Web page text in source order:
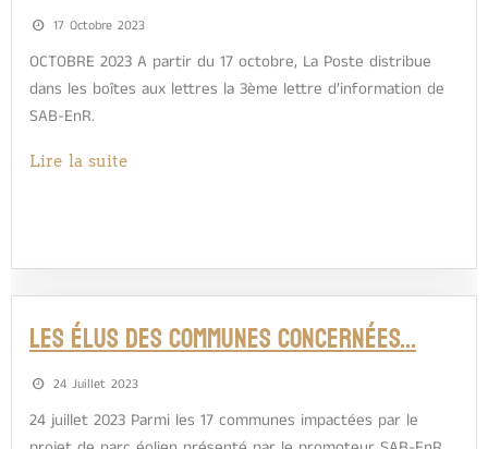
17 Octobre 2023
OCTOBRE 2023 A partir du 17 octobre, La Poste distribue
dans les boîtes aux lettres la 3ème lettre d’information de
SAB-EnR.
Lire la suite
LES ÉLUS DES COMMUNES CONCERNÉES…
24 Juillet 2023
24 juillet 2023 Parmi les 17 communes impactées par le